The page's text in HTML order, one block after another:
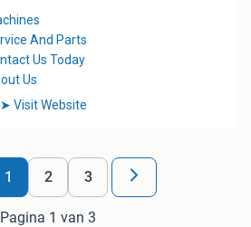
1 2 3
Pagina 1 van 3